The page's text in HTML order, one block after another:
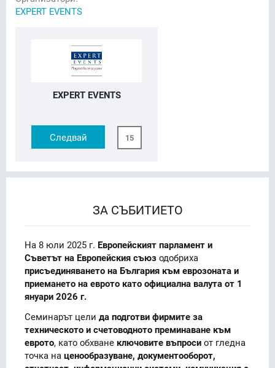
EXPERT EVENTS
EXPERT EVENTS
Следвай 15
ЗА СЪБИТИЕТО
На 8 юли 2025 г. Европейският парламент и
Съветът на Европейския съюз одобриха
присъединяването на България към еврозоната и
приемането на еврото като официална валута от 1
януари 2026 г.
Семинарът цели да подготви фирмите за
техническото и счетоводното преминаване към
еврото, като обхване ключовите въпроси от гледна
точка на ценообразуване, документооборот,